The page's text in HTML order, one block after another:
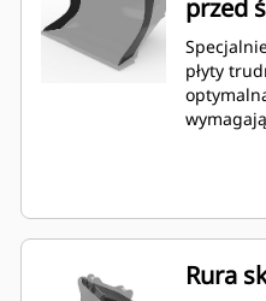
przed
płyty
Rura